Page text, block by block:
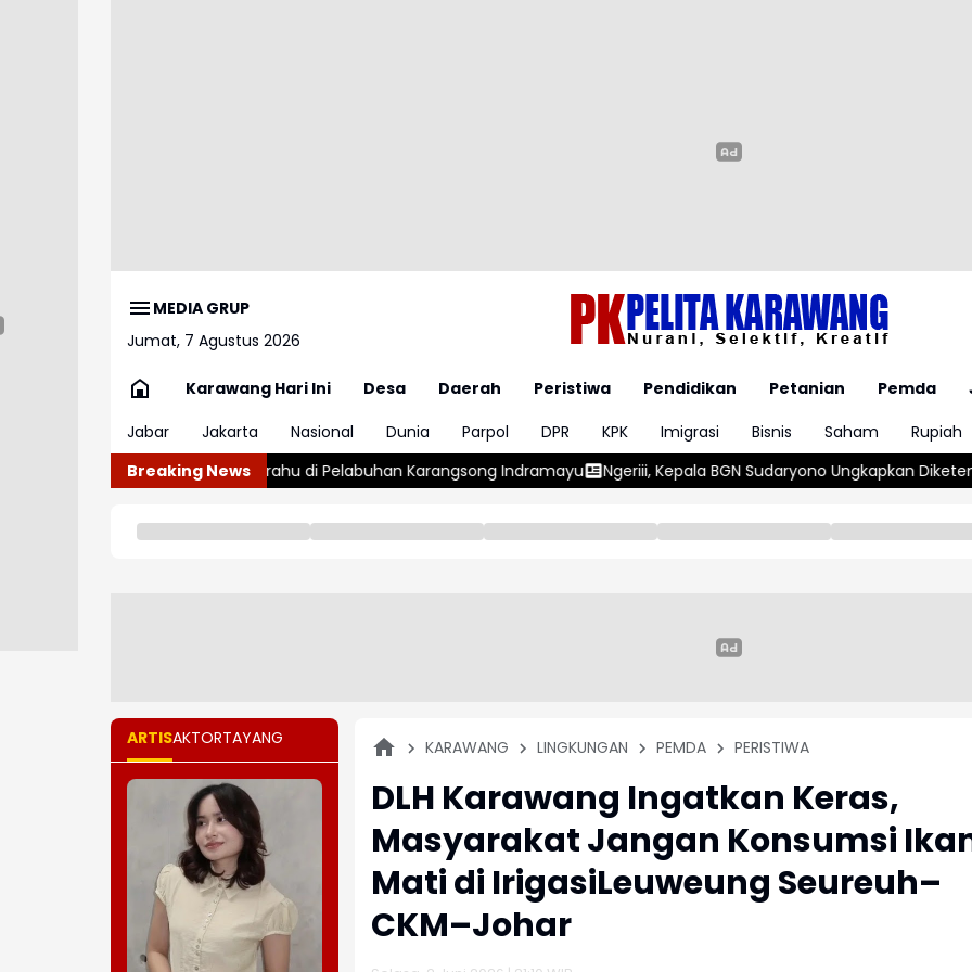
MEDIA GRUP
Jumat, 7 Agustus 2026
Karawang Hari Ini Desa Daerah Peristiwa Pendidikan Petanian Pemda
Jabar
Jakarta Nasional Dunia Parpol DPR KPK Imigrasi Bisnis Saham
Rupiah
Breaking News
Perahu di Pelabuhan Karangsong Indramayu Ngeriii, Kepala BGN Sudaryono Ungkapkan Diketemukan Ada 6 Juta Data
ARTISAKTORTAYANG KARAWANG LINGKUNGAN PEMDA PERISTIWA
DLH Karawang Ingatkan Keras,
Masyarakat Jangan Konsumsi
Mati di IrigasiLeuweung Seureuh–
CKM–Johar